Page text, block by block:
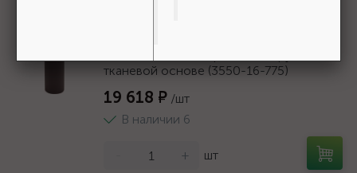
тканевой основе (3550-16-775)
19 618 ₽ /шт
В наличии 6
+ шт